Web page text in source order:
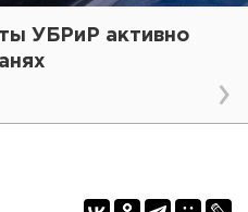
УБРиР активно